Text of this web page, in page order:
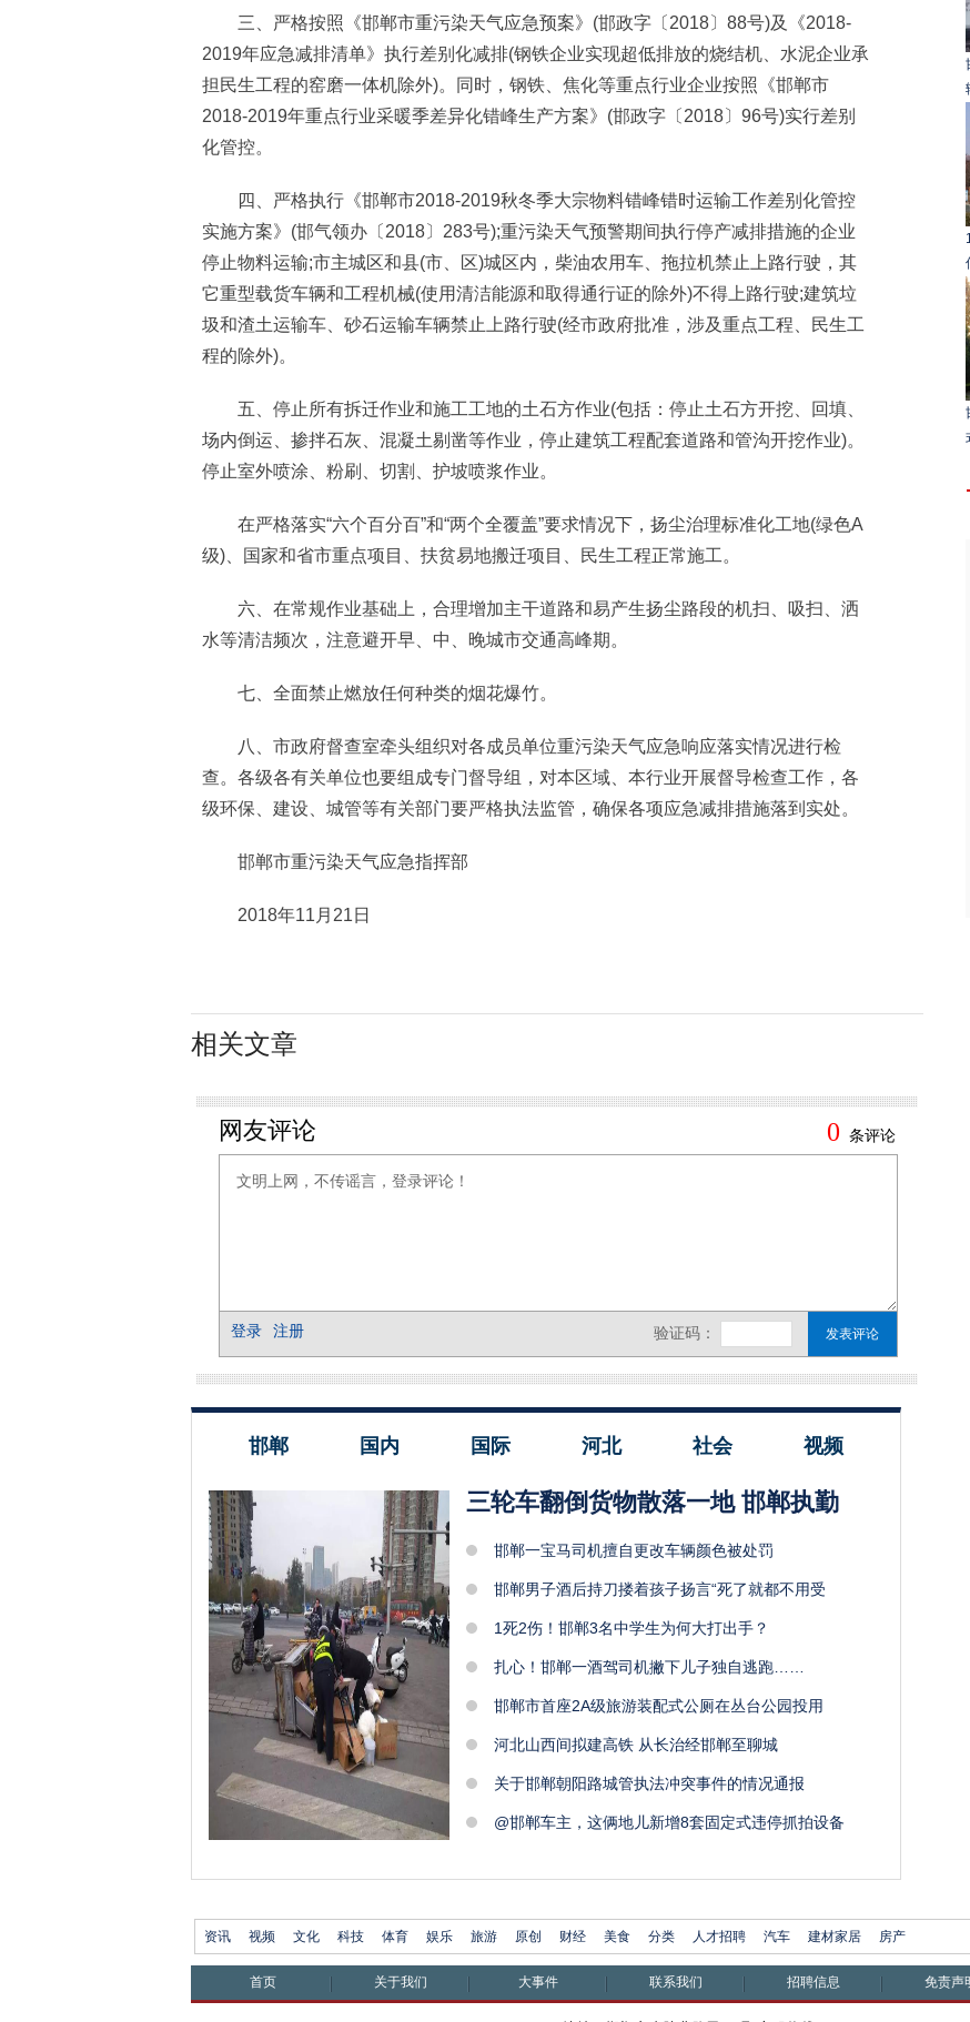
三、严格按照《邯郸市重污染天气应急预案》(邯政字〔2018〕88号)及《2018-
2019年应急减排清单》执行差别化减排(钢铁企业实现超低排放的烧结机、水泥企业承
担民生工程的窑磨一体机除外)。同时，钢铁、焦化等重点行业企业按照《邯郸市
2018-2019年重点行业采暖季差异化错峰生产方案》(邯政字〔2018〕96号)实行差别
化管控。
四、严格执行《邯郸市2018-2019秋冬季大宗物料错峰错时运输工作差别化管控
实施方案》(邯气领办〔2018〕283号);重污染天气预警期间执行停产减排措施的企业
停止物料运输;市主城区和县(市、区)城区内，柴油农用车、拖拉机禁止上路行驶，其
它重型载货车辆和工程机械(使用清洁能源和取得通行证的除外)不得上路行驶;建筑垃
圾和渣土运输车、砂石运输车辆禁止上路行驶(经市政府批准，涉及重点工程、民生工
程的除外)。
五、停止所有拆迁作业和施工工地的土石方作业(包括：停止土石方开挖、回填、
场内倒运、掺拌石灰、混凝土剔凿等作业，停止建筑工程配套道路和管沟开挖作业)。
停止室外喷涂、粉刷、切割、护坡喷浆作业。
在严格落实“六个百分百”和“两个全覆盖”要求情况下，扬尘治理标准化工地(绿色A
级)、国家和省市重点项目、扶贫易地搬迁项目、民生工程正常施工。
六、在常规作业基础上，合理增加主干道路和易产生扬尘路段的机扫、吸扫、洒
水等清洁频次，注意避开早、中、晚城市交通高峰期。
七、全面禁止燃放任何种类的烟花爆竹。
八、市政府督查室牵头组织对各成员单位重污染天气应急响应落实情况进行检
查。各级各有关单位也要组成专门督导组，对本区域、本行业开展督导检查工作，各
级环保、建设、城管等有关部门要严格执法监管，确保各项应急减排措施落到实处。
邯郸市重污染天气应急指挥部
2018年11月21日
相关文章
邯郸 国内 国际 河北 社会 视频
三轮车翻倒货物散落一地 邯郸执勤
邯郸一宝马司机擅自更改车辆颜色被处罚
邯郸男子酒后持刀搂着孩子扬言“死了就都不用受
1死2伤！邯郸3名中学生为何大打出手？
扎心！邯郸一酒驾司机撇下儿子独自逃跑……
邯郸市首座2A级旅游装配式公厕在丛台公园投用
河北山西间拟建高铁 从长治经邯郸至聊城
关于邯郸朝阳路城管执法冲突事件的情况通报
@邯郸车主，这俩地儿新增8套固定式违停抓拍设备
资讯 视频 文化 科技 体育 娱乐 旅游 原创 财经 美食 分类 人才招聘 汽车 建材家居 房产
首页 关于我们 大事件 联系我们 招聘信息 免责声